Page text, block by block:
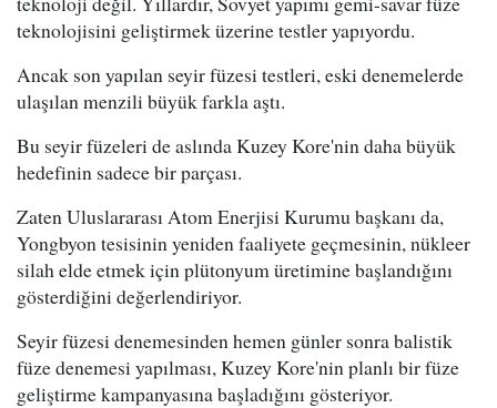
teknolojisini geliştirmek üzerine testler yapıyordu.
Ancak son yapılan seyir füzesi testleri, eski denemelerde
ulaşılan menzili büyük farkla aştı.
Bu seyir füzeleri de aslında Kuzey Kore'nin daha büyük
hedefinin sadece bir parçası.
Zaten Uluslararası Atom Enerjisi Kurumu başkanı da,
Yongbyon tesisinin yeniden faaliyete geçmesinin, nükleer
silah elde etmek için plütonyum üretimine başlandığını
gösterdiğini değerlendiriyor.
Seyir füzesi denemesinden hemen günler sonra balistik
füze denemesi yapılması, Kuzey Kore'nin planlı bir füze
geliştirme kampanyasına başladığını gösteriyor.